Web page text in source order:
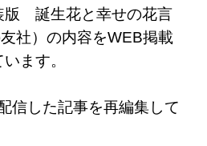
版 誕生花と幸せの花言
社）の内容をWEB掲載
ます。
信した記事を再編集して